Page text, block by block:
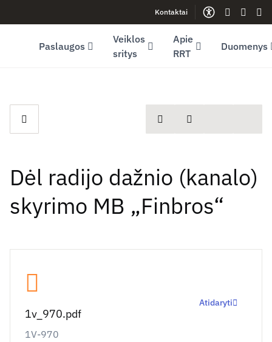
Youtube (opens in new window)Kontaktai
Gestų
Paslaugos
Veiklos
sritys
Apie
RRT
Duomenys
spausdintiDalintis
Dėl radijo dažnio (kanalo)
skyrimo MB „Finbros“
1v_970.pdf
1V-970
Atidaryti